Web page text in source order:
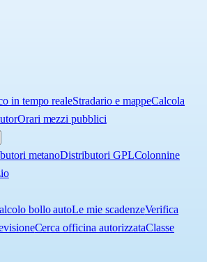
in tempo realeStradario e mappeCalcola
Orari mezzi pubblici
metanoDistributori GPLColonnine
bollo autoLe mie scadenzeVerifica
Cerca officina autorizzataClasse